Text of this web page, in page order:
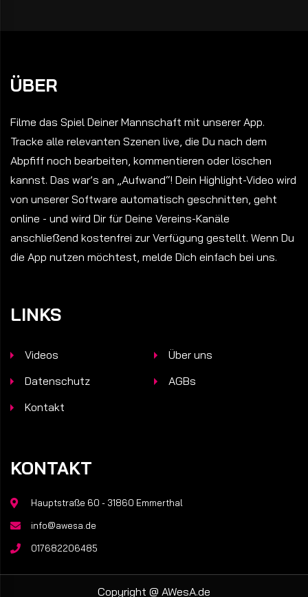
ÜBER
Filme das Spiel Deiner Mannschaft mit unserer App.
Tracke alle relevanten Szenen live, die Du nach dem
Abpfiff noch bearbeiten, kommentieren oder löschen
kannst. Das war’s an „Aufwand“! Dein Highlight-Video wird
von unserer Software automatisch geschnitten, geht
online - und wird Dir für Deine Vereins-Kanäle
anschließend kostenfrei zur Verfügung gestellt. Wenn Du
die App nutzen möchtest, melde Dich einfach bei uns.
LINKS
Videos
Über uns
Datenschutz
AGBs
Kontakt
KONTAKT
Hauptstraße 60 - 31860 Emmerthal
info@awesa.de
017682206485
Copyright @ AWesA.de